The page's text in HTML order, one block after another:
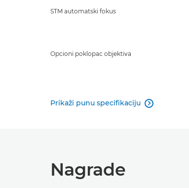
STM automatski fokus
Opcioni poklopac objektiva
Prikaži punu specifikaciju 
Nagrade